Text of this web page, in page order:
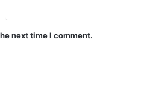
next time I comment.